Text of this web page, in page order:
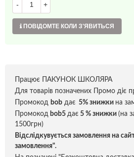
- +
ПОВІДОМТЕ КОЛИ З'ЯВИТЬСЯ
Працює ПАКУНОК ШКОЛЯРА
Для товарів позначених Промо діє
Промокод bob дає 5% знижки на
Промокод bob5 дає 5 % знижки (на
1500грн)
Відслідкувується замовлення на
замовлення".